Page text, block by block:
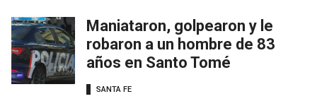
Maniataron, golpearon y le
robaron a un hombre de 83
años en Santo Tomé
SANTA FE